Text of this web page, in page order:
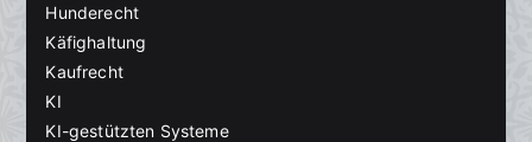
Hunderecht
Käfighaltung
Kaufrecht
KI
KI-gestützten Systeme